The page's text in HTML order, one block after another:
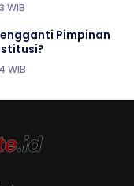
WIB
Pimpinan
WIB